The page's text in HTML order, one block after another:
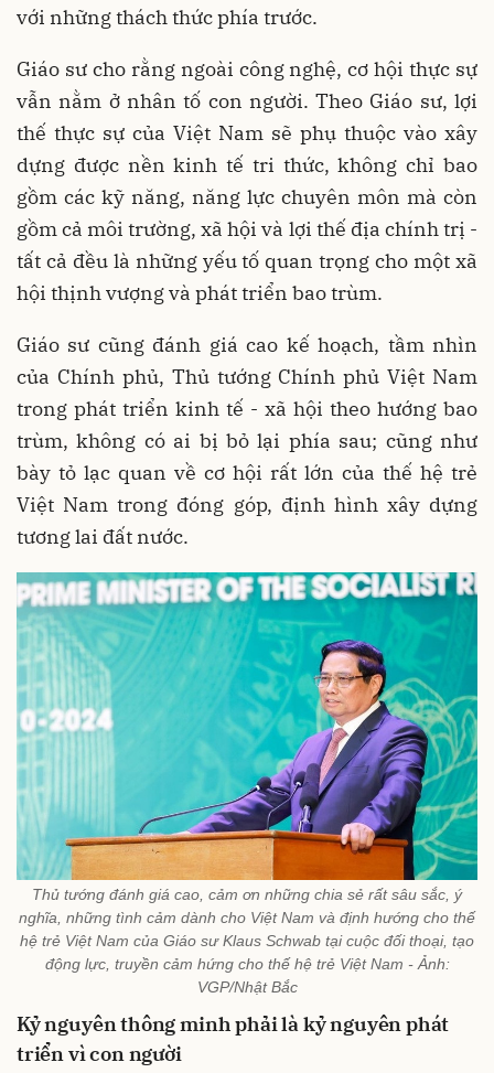
với những thách thức phía trước.
Giáo sư cho rằng ngoài công nghệ, cơ hội thực sự
vẫn nằm ở nhân tố con người. Theo Giáo sư, lợi
thế thực sự của Việt Nam sẽ phụ thuộc vào xây
dựng được nền kinh tế tri thức, không chỉ bao
gồm các kỹ năng, năng lực chuyên môn mà còn
gồm cả môi trường, xã hội và lợi thế địa chính trị -
tất cả đều là những yếu tố quan trọng cho một xã
hội thịnh vượng và phát triển bao trùm.
Giáo sư cũng đánh giá cao kế hoạch, tầm nhìn
của Chính phủ, Thủ tướng Chính phủ Việt Nam
trong phát triển kinh tế - xã hội theo hướng bao
trùm, không có ai bị bỏ lại phía sau; cũng như
bày tỏ lạc quan về cơ hội rất lớn của thế hệ trẻ
Việt Nam trong đóng góp, định hình xây dựng
tương lai đất nước.
Thủ tướng đánh giá cao, cảm ơn những chia sẻ rất sâu sắc, ý
nghĩa, những tình cảm dành cho Việt Nam và định hướng cho thế
hệ trẻ Việt Nam của Giáo sư Klaus Schwab tại cuộc đối thoại, tạo
động lực, truyền cảm hứng cho thế hệ trẻ Việt Nam - Ảnh:
VGP/Nhật Bắc
Kỷ nguyên thông minh phải là kỷ nguyên phát
triển vì con người